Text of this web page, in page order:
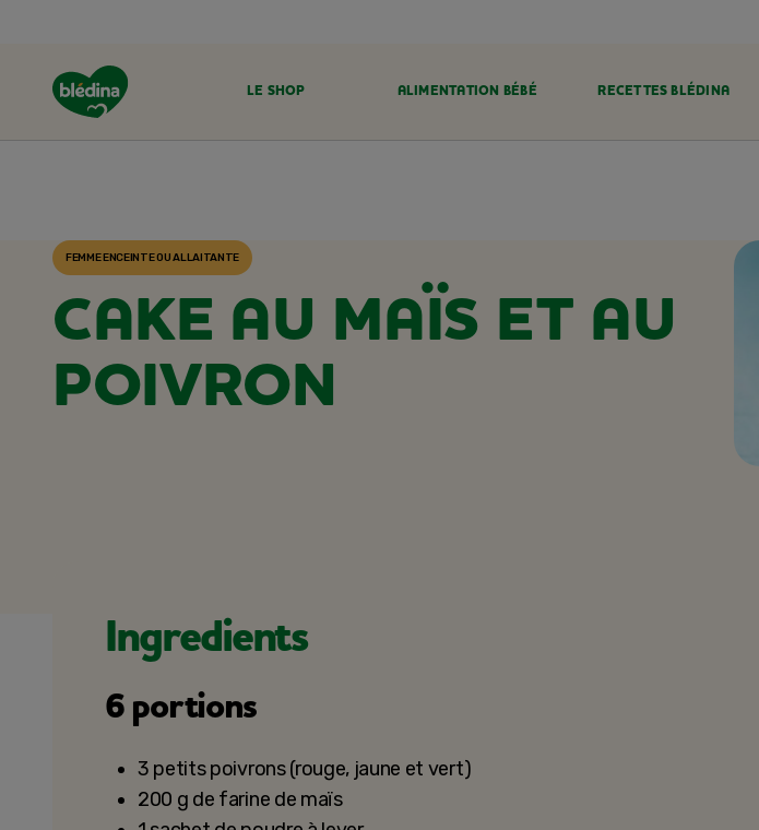
LE SHOP ALIMENTATION BÉBÉ RECETTES BLÉDINA
RECETTES BLÉDINA
FEMME ENCEINTE OU ALLAITANTE
CAKE AU MAÏS ET AU
POIVRON
Ingredients
6 portions
3 petits poivrons (rouge, jaune et vert)
200 g de farine de maïs